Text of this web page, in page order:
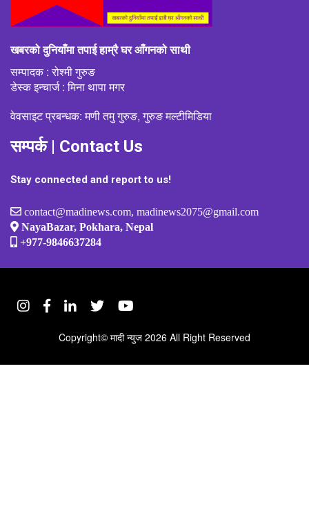
खबरको दुनियाँमा तपाई हाम्रै घर आँगनको साथी
सम्पादक : रोश्मी गुरुङ
डेस्क इन्चार्ज : मिना थापा मगर
वेवसाइट प्रबन्धक: मणी तमु गुरुङ, गुरुङ मल्टीमिडिया
सम्पर्क | Contact Us
Stay connected and report to us!
contact@madinews.com, madinews2075@gmail.com
NayaBazar, Pokhara, Nepal
+977-9846637284
Copyright© मादी न्युज 2026 All Right Reserved